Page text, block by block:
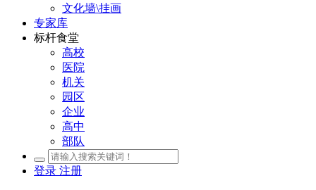
文化墙\挂画
专家库
标杆食堂
高校
医院
机关
园区
企业
高中
部队
登录 注册